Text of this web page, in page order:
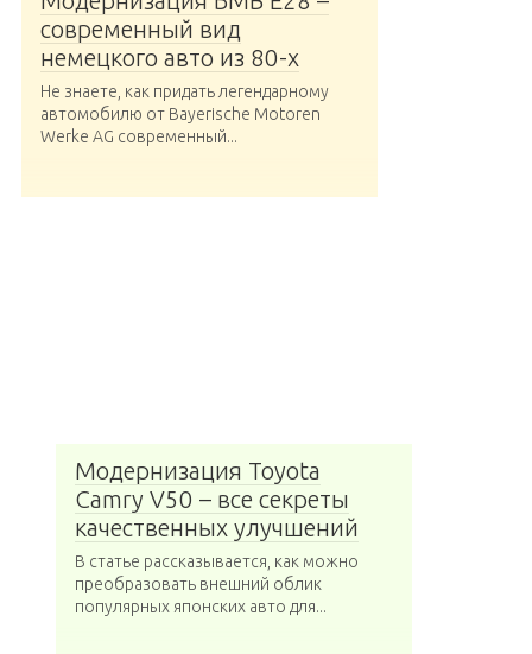
современный вид
немецкого авто из 80-х
Не знаете, как придать легендарному
автомобилю от Bayerische Motoren
Werke AG современный...
Модернизация Toyota
Camry V50 – все секреты
качественных улучшений
В статье рассказывается, как можно
преобразовать внешний облик
популярных японских авто для...